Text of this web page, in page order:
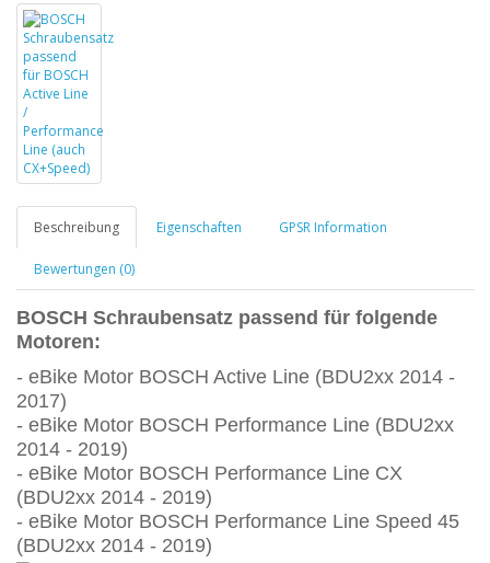
Beschreibung Eigenschaften GPSR Information
Bewertungen (0)
BOSCH Schraubensatz passend für folgende
Motoren:
- eBike Motor BOSCH Active Line (BDU2xx 2014 -
2017)
- eBike Motor BOSCH Performance Line (BDU2xx
2014 - 2019)
- eBike Motor BOSCH Performance Line CX
(BDU2xx 2014 - 2019)
- eBike Motor BOSCH Performance Line Speed 45
(BDU2xx 2014 - 2019)